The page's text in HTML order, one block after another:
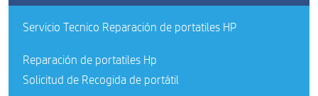
Servicio Tecnico Reparación de portatiles HP
Reparación de portatiles Hp
Solicitud de Recogida de portátil